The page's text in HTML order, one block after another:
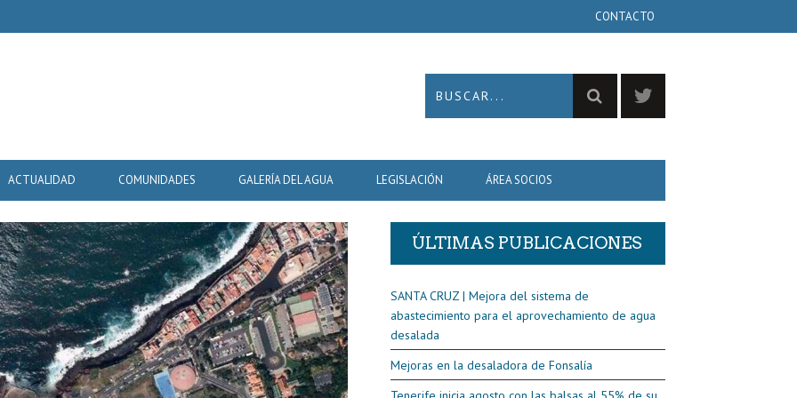
CONTACTO
ACTUALIDAD COMUNIDADES GALERÍA DEL AGUA LEGISLACIÓN ÁREA SOCIOS
ÚLTIMAS PUBLICACIONES
SANTA CRUZ | Mejora del sistema de
abastecimiento para el aprovechamiento de agua
desalada
Mejoras en la desaladora de Fonsalía